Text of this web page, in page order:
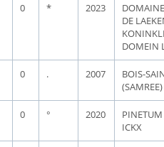
0 * 2023
DE
DOMEIN
0 . 2007
BOIS-
(SAMREE)
0 ° 2020
PINETUM
ICKX